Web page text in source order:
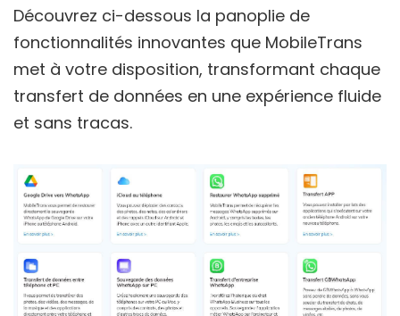
Découvrez ci-dessous la panoplie de
fonctionnalités innovantes que MobileTrans
met à votre disposition, transformant chaque
transfert de données en une expérience fluide
et sans tracas.